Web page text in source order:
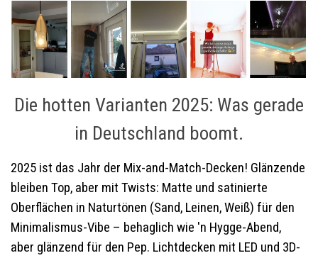
Die hotten Varianten 2025: Was gerade
in Deutschland boomt.
2025 ist das Jahr der Mix-and-Match-Decken! Glänzende
bleiben Top, aber mit Twists: Matte und satinierte
Oberflächen in Naturtönen (Sand, Leinen, Weiß) für den
Minimalismus-Vibe – behaglich wie 'n Hygge-Abend,
aber glänzend für den Pep. Lichtdecken mit LED und 3D-